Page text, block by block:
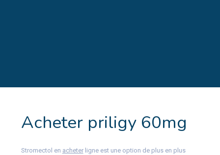
Acheter priligy 60mg
Stromectol en acheterligne est une option de plus en plus